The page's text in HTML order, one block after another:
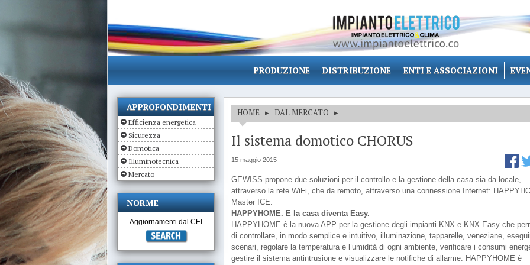
PRODUZIONE DISTRIBUZIONE ENTI E ASSOCIAZIONI
HOME ▸ DAL MERCATO ▸
Il sistema domotico CHORUS
15 maggio 2015
GEWISS propone due soluzioni per il controllo e la gestione della casa sia da locale,
attraverso la rete WiFi, che da remoto, attraverso una connessione Internet:
Master ICE.
HAPPYHOME. E la casa diventa Easy.
HAPPYHOME è la nuova APP per la gestione degli impianti KNX e KNX Easy che
di controllare, in modo semplice e intuitivo, illuminazione, tapparelle, veneziane,
scenari, regolare la temperatura e l’umidità di ogni ambiente, verificare i consumi
gestire il sistema antintrusione e visualizzare le notifiche di allarme. HAPPYHOME è
APPROFONDIMENTI
Efficienza energetica
Sicurezza
Domotica
Illuminotecnica
Mercato
NORME
Aggiornamenti dal CEI